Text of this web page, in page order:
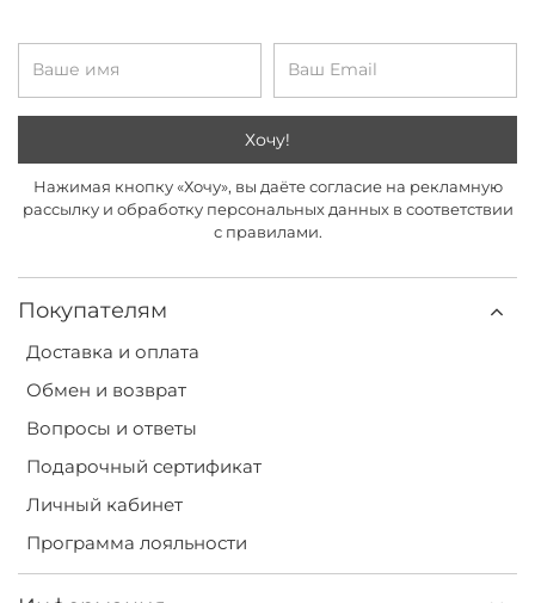
Покупателям
Доставка и оплата
Обмен и возврат
Вопросы и ответы
Подарочный сертификат
Личный кабинет
Программа лояльности
Хочу!
Нажимая кнопку «Хочу», вы даёте согласие на рекламную
рассылку и обработку персональных данных в соответствии
с правилами.